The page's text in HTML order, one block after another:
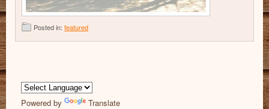
Posted in: featured
Powered by Translate